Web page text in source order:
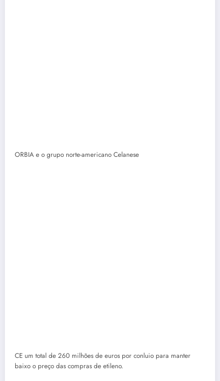
ORBIA e o grupo norte-americano Celanese
CE um total de 260 milhões de euros por conluio para manter
baixo o preço das compras de etileno.